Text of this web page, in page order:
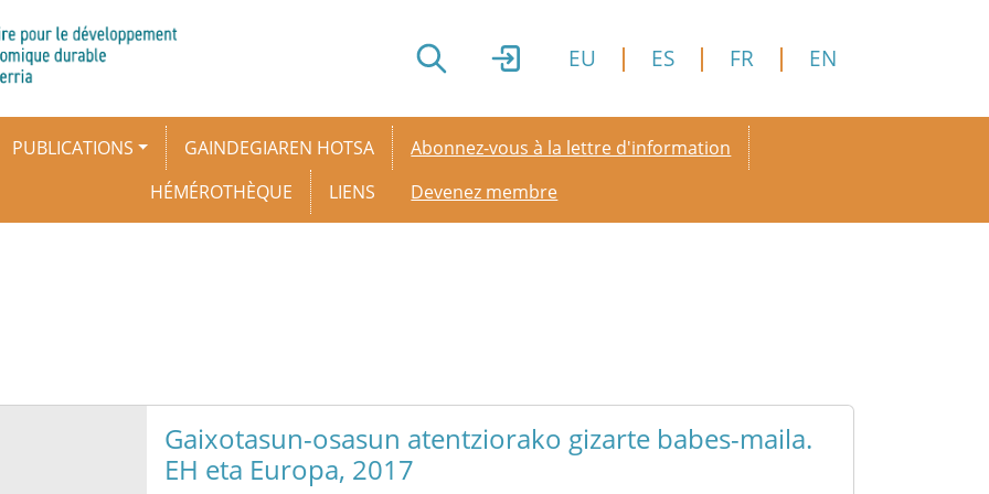
EU ES FR EN
PUBLICATIONS
GAINDEGIAREN HOTSA
HÉMÉROTHÈQUE
LIENS
Secondary menu
Abonnez-vous à la lettre d'information
Devenez membre
Gaixotasun-osasun atentziorako gizarte babes-maila.
EH eta Europa, 2017